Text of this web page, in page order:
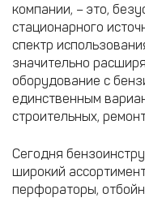
компании, – это,
стационарного
спектр
значительно
оборудование с
единственным
строительных,
Сегодня
широкий
перфораторы,